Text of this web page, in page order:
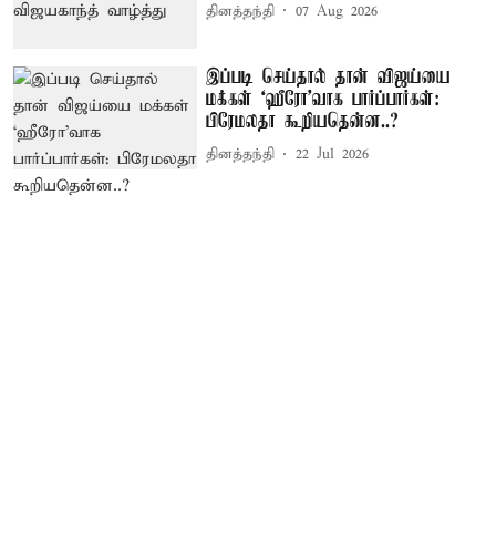
தினத்தந்தி 07 Aug 2026
இப்படி செய்தால் தான் விஜய்யை
மக்கள் ‘ஹீரோ’வாக பார்ப்பார்கள்:
பிரேமலதா கூறியதென்ன..?
தினத்தந்தி 22 Jul 2026